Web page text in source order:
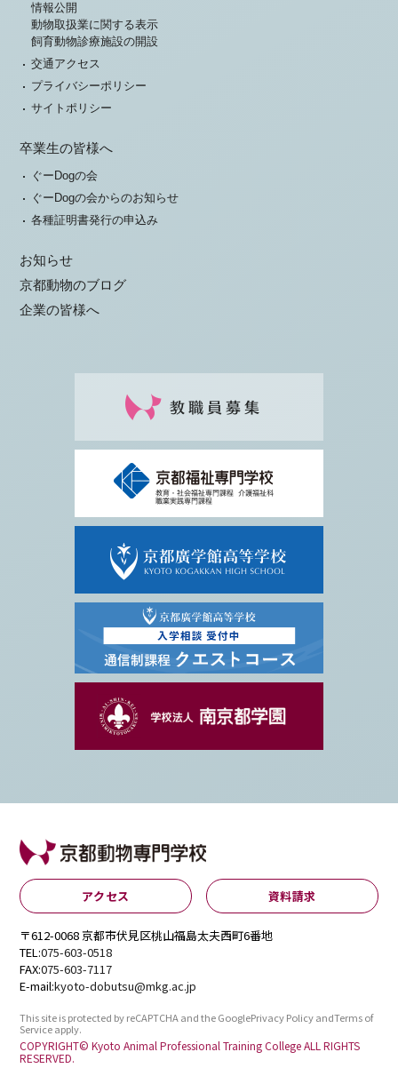
情報公開
動物取扱業に関する表示
飼育動物診療施設の開設
交通アクセス
プライバシーポリシー
サイトポリシー
卒業生の皆様へ
ぐーDogの会
ぐーDogの会からのお知らせ
各種証明書発行の申込み
お知らせ
京都動物のブログ
企業の皆様へ
アクセス 資料請求
〒612-0068 京都市伏見区桃山福島太夫西町6番地
TEL:075-603-0518
FAX:075-603-7117
E-mail:kyoto-dobutsu@mkg.ac.jp
This site is protected by reCAPTCHA and the GooglePrivacy PolicyandTerms of
Serviceapply.
COPYRIGHT© Kyoto Animal Professional Training College ALL RIGHTS
RESERVED.